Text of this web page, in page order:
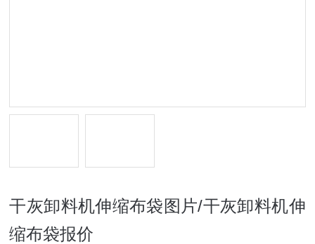
干灰卸料机伸缩布袋图片/干灰卸料机伸
缩布袋报价